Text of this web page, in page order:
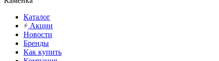
Каталог
Акции
Новости
Бренды
Как купить